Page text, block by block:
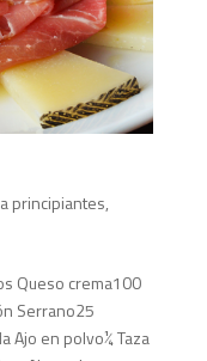
principiantes,
Queso crema100
Serrano25
Ajo en polvo¼ Taza